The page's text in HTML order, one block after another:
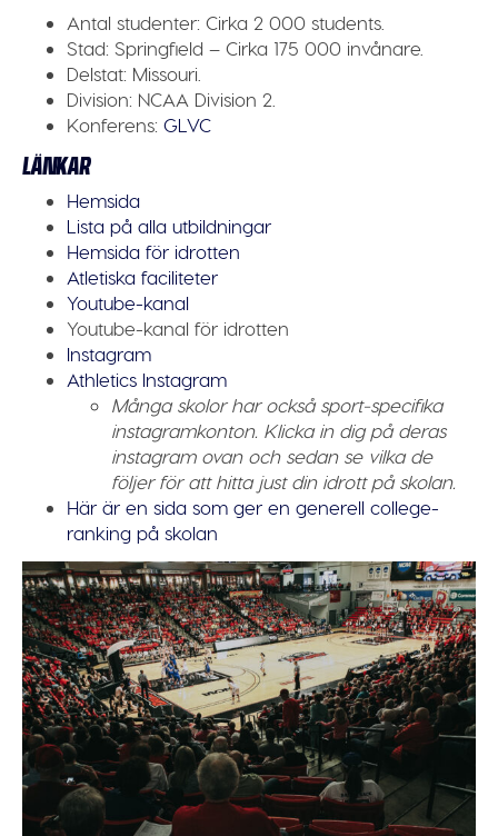
Antal studenter:Cirka 2 000 students.
Stad: Springfield – Cirka 175 000 invånare.
Delstat: Missouri.
Division: NCAA Division 2.
Konferens: GLVC
LÄNKAR
Hemsida
Lista på alla utbildningar
Hemsida för idrotten
Atletiska faciliteter
Youtube-kanal
Youtube-kanal för idrotten
Instagram
Athletics Instagram
Många skolor har också sport-specifika
instagramkonton. Klicka in dig på deras
instagram ovan och sedan se vilka de
följer för att hitta just din idrott på skolan.
Här är en sida som ger en generell college-
ranking på skolan